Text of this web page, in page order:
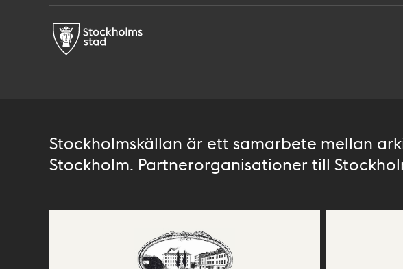
Stockholmskällan är ett samarbete mellan
Stockholm. Partnerorganisationer till